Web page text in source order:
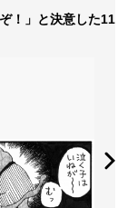
！」と決意した11